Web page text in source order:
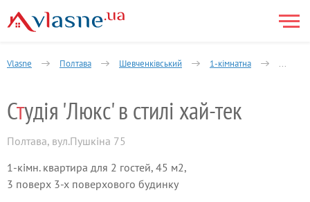
Vlasne Полтава Шевченківський 1-кімнатна Рози
Студія 'Люкс' в стилі хай-тек
Полтава, вул.Пушкіна 75
1-кімн. квартира для 2 гостей, 45 м2,
3 поверх 3-х поверхового будинку